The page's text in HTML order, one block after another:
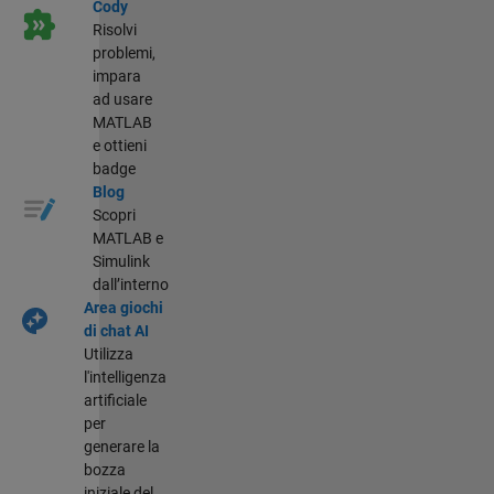
Cody
Risolvi
problemi,
impara
ad usare
MATLAB
e ottieni
badge
Blog
Scopri
MATLAB e
Simulink
dall’interno
Area giochi
di chat AI
Utilizza
l'intelligenza
artificiale
per
generare la
bozza